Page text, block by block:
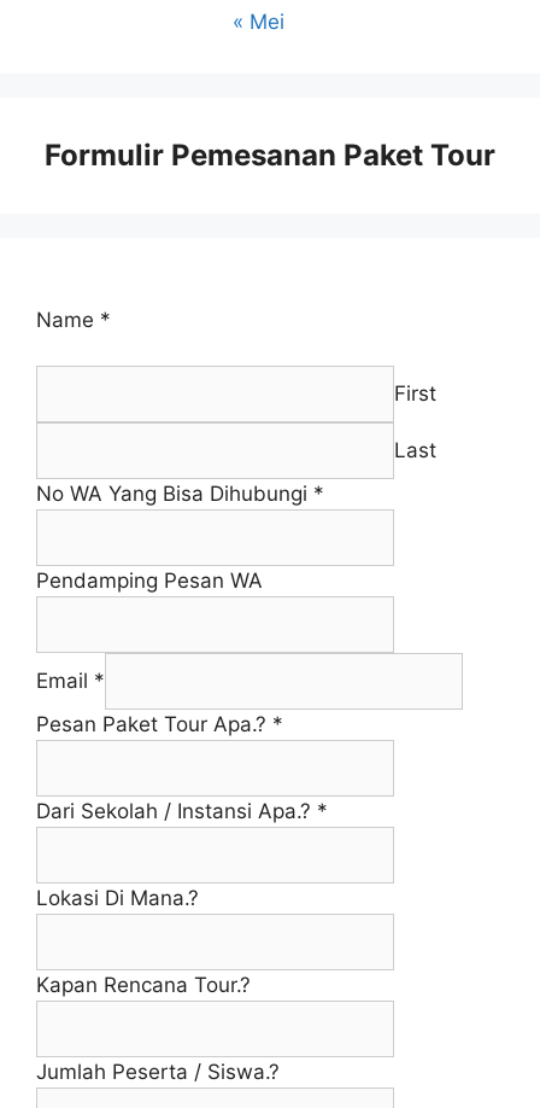
« Mei
Formulir Pemesanan Paket Tour
Name *
First
Last
No WA Yang Bisa Dihubungi *
Pendamping Pesan WA
Email *
Pesan Paket Tour Apa.? *
Dari Sekolah / Instansi Apa.? *
Lokasi Di Mana.?
Kapan Rencana Tour.?
Jumlah Peserta / Siswa.?